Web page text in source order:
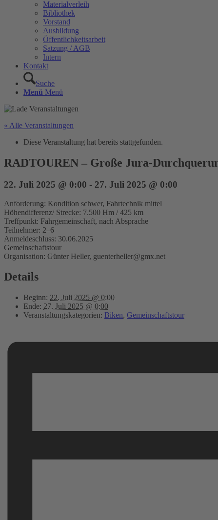
Materialverleih
Bibliothek
Vorstand
Ausbildung
Öffentlichkeitsarbeit
Satzung / AGB
Intern
Kontakt
Suche
Menü Menü
« Alle Veranstaltungen
Diese Veranstaltung hat bereits stattgefunden.
RADTOUREN – Große Jura-
22. Juli 2025 @ 0:00 - 27. Juli 2025 @ 0:00
Anforderung: Kondition schwer, Fahrtechnik mittel
Höhendifferenz/ Strecke: 7.500 Hm / 425 km
Treffpunkt: Fahrgemeinschaft, nach Absprache
Teilnehmer: 2–6
Anmeldeschluss: 30.06.2025
Gemeinschaftstour
Organisation: Günter Heller, guenterheller@gmx.net
Details
Beginn: 22. Juli 2025 @ 0:00
Ende: 27. Juli 2025 @ 0:00
Veranstaltungskategorien: Biken, Gemeinschaftstour